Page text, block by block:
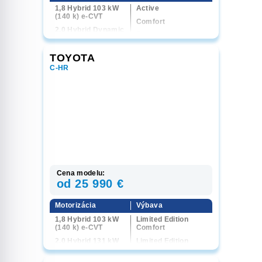
1,8 Hybrid 103 kW
(140 k) e-CVT
2,0 Hybrid Dynamic
Force 131 kW (178
k) e-CVT
Active
Comfort
TOYOTA
C-HR
Cena modelu:
od 25 990 €
Motorizácia
1,8 Hybrid 103 kW
(140 k) e-CVT
2,0 Hybrid 131 kW
(178 k) e-CVT
Výbava
Limited Edition
Comfort
Limited Edition
Comfort Business